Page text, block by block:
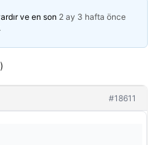
ve en son 2 ay 3 hafta önce
#18611